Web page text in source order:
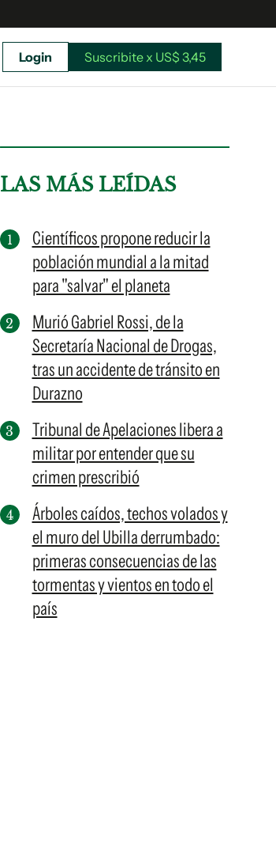
Suscribite x US$ 3,45
Login Suscribite x US$ 3,45
LAS MÁS LEÍDAS
Científicos propone reducir la
población mundial a la mitad
para "salvar" el planeta
Murió Gabriel Rossi, de la
Secretaría Nacional de Drogas,
tras un accidente de tránsito en
Durazno
Tribunal de Apelaciones libera a
militar por entender que su
crimen prescribió
Árboles caídos, techos volados y
el muro del Ubilla derrumbado:
primeras consecuencias de las
tormentas y vientos en todo el
país